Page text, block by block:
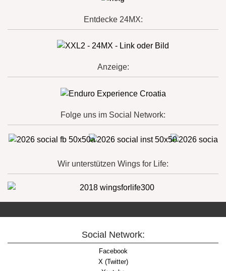
Entdecke 24MX:
Anzeige:
Folge uns im Social Network:
Wir unterstützen Wings for Life:
Social Network:
Facebook
X (Twitter)